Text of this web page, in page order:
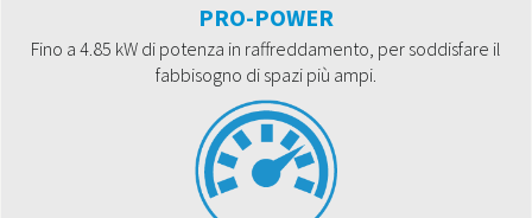
PRO-POWER
Fino a 4.85 kW di potenza in raffreddamento, per soddisfare il
fabbisogno di spazi più ampi.